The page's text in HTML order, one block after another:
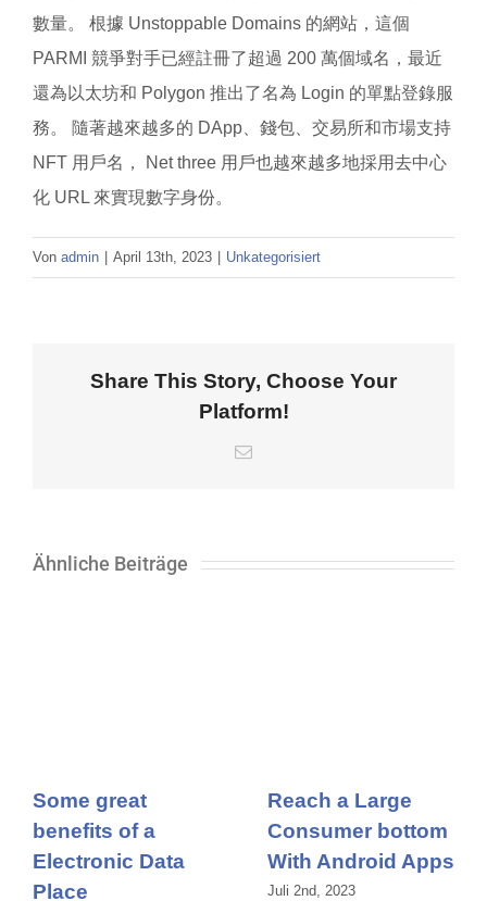
數量。 根據 Unstoppable Domains 的網站，這個
PARMI 競爭對手已經註冊了超過 200 萬個域名，最近
還為以太坊和 Polygon 推出了名為 Login 的單點登錄服
務。 隨著越來越多的 DApp、錢包、交易所和市場支持
NFT 用戶名， Net three 用戶也越來越多地採用去中心
化 URL 來實現數字身份。
Von admin April 13th, 2023 Unkategorisiert
Share This Story, Choose Your
Platform!
E-
Ähnliche Beiträge
Some great
benefits of a
Electronic Data
Place
Reach a Large
Consumer bottom
With Android Apps
Juli 2nd, 2023